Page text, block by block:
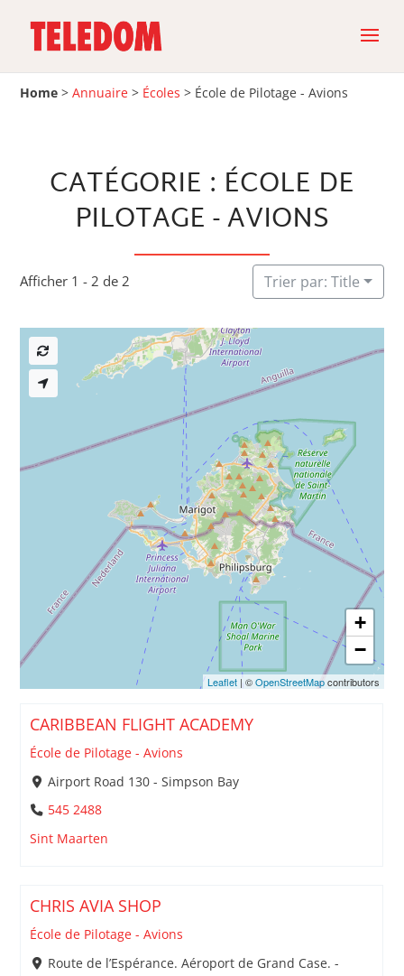
Home >Annuaire > Écoles > École de Pilotage - Avions
CATÉGORIE : ÉCOLE DE
PILOTAGE - AVIONS
Afficher 1 - 2 de 2 Trier par: Title
CARIBBEAN FLIGHT ACADEMY
École de Pilotage - Avions
Airport Road 130 - Simpson Bay
545 2488
Sint Maarten
CHRIS AVIA SHOP
École de Pilotage - Avions
Route de l’Espérance. Aéroport de Grand Case. -
+
−
Leaflet| ©OpenStreetMapcontributors